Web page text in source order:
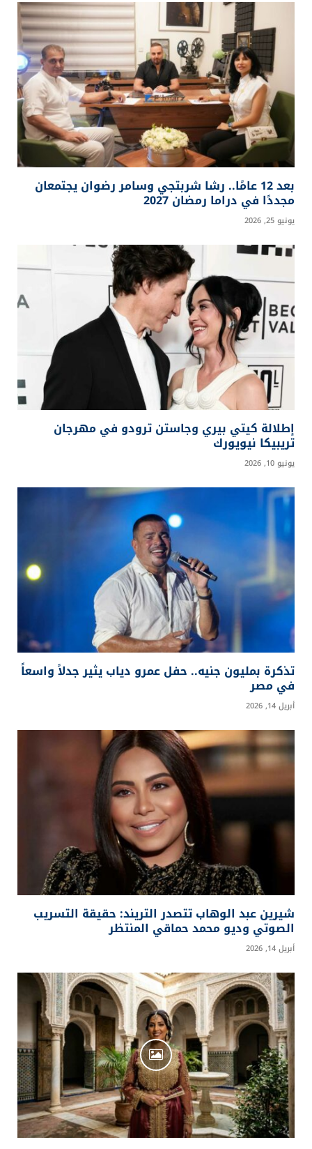
بعد 12 عامًا.. رشا شربتجي وسامر رضوان يجتمعان
مجددًا في دراما رمضان 2027
يونيو 25, 2026
إطلالة كيتي بيري وجاستن ترودو في مهرجان
تريبيكا نيويورك
يونيو 10, 2026
تذكرة بمليون جنيه.. حفل عمرو دياب يثير جدلاً واسعاً
في مصر
أبريل 14, 2026
شيرين عبد الوهاب تتصدر التريند: حقيقة التسريب
الصوتي وديو محمد حماقي المنتظر
أبريل 14, 2026